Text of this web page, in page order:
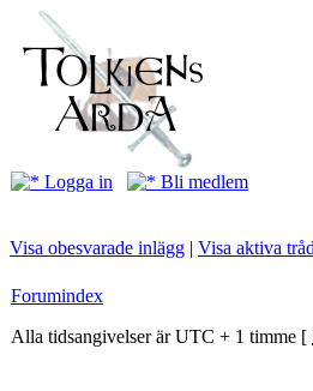
Logga in Bli medlem
Visa obesvarade inlägg | Visa aktiva
Forumindex
Alla tidsangivelser är UTC + 1 timme [